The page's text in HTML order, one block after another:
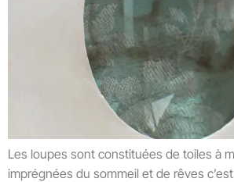
Les loupes sont constituées de toiles à
imprégnées du sommeil et de rêves